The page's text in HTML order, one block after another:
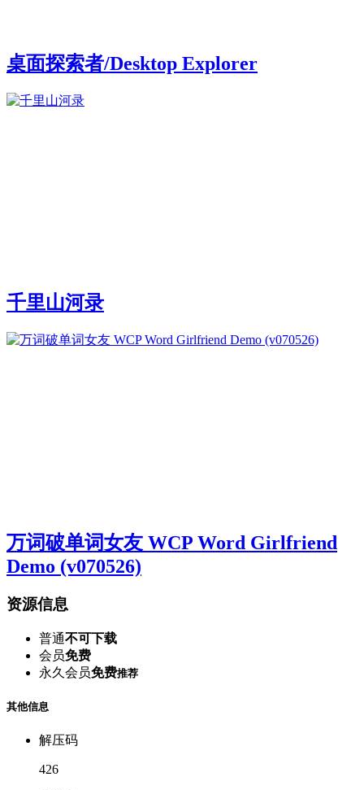
桌面探索者/Desktop Explorer
千里山河录
万词破单词女友 WCP Word Girlfriend
Demo (v070526)
资源信息
普通不可下载
会员免费
永久会员免费推荐
其他信息
解压码
426